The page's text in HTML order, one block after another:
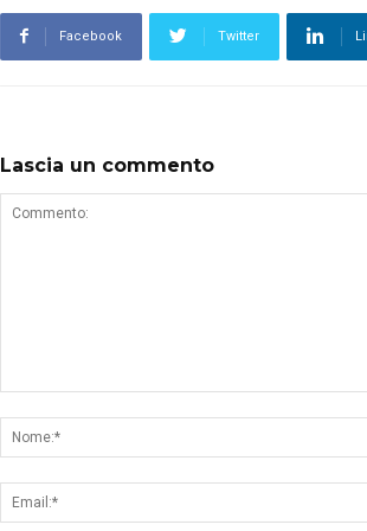
Facebook Twitter
Lascia un commento